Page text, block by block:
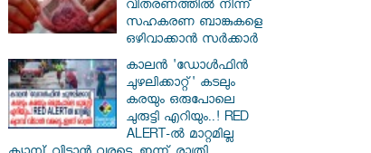
വിതരണത്തിൽ നിന്ന്
സഹകരണ ബാങ്കുകളെ
ഒഴിവാക്കാൻ സർക്കാർ
കാലൻ 'ഡോൾഫിൻ
ചുഴലിക്കാറ്റ്' കടലും
കരയും ഒരുപോലെ
ചുരുട്ടി എറിയും..! RED
ALERT-ൽ മാറ്റമില്ല